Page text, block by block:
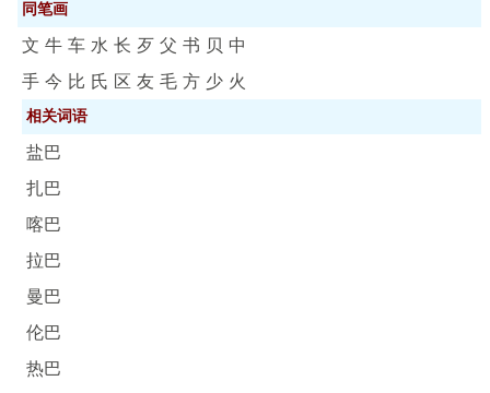
同笔画
文 牛 车 水 长 歹 父 书 贝 中
手 今 比 氏 区 友 毛 方 少 火
相关词语
盐巴
扎巴
喀巴
拉巴
曼巴
伦巴
热巴